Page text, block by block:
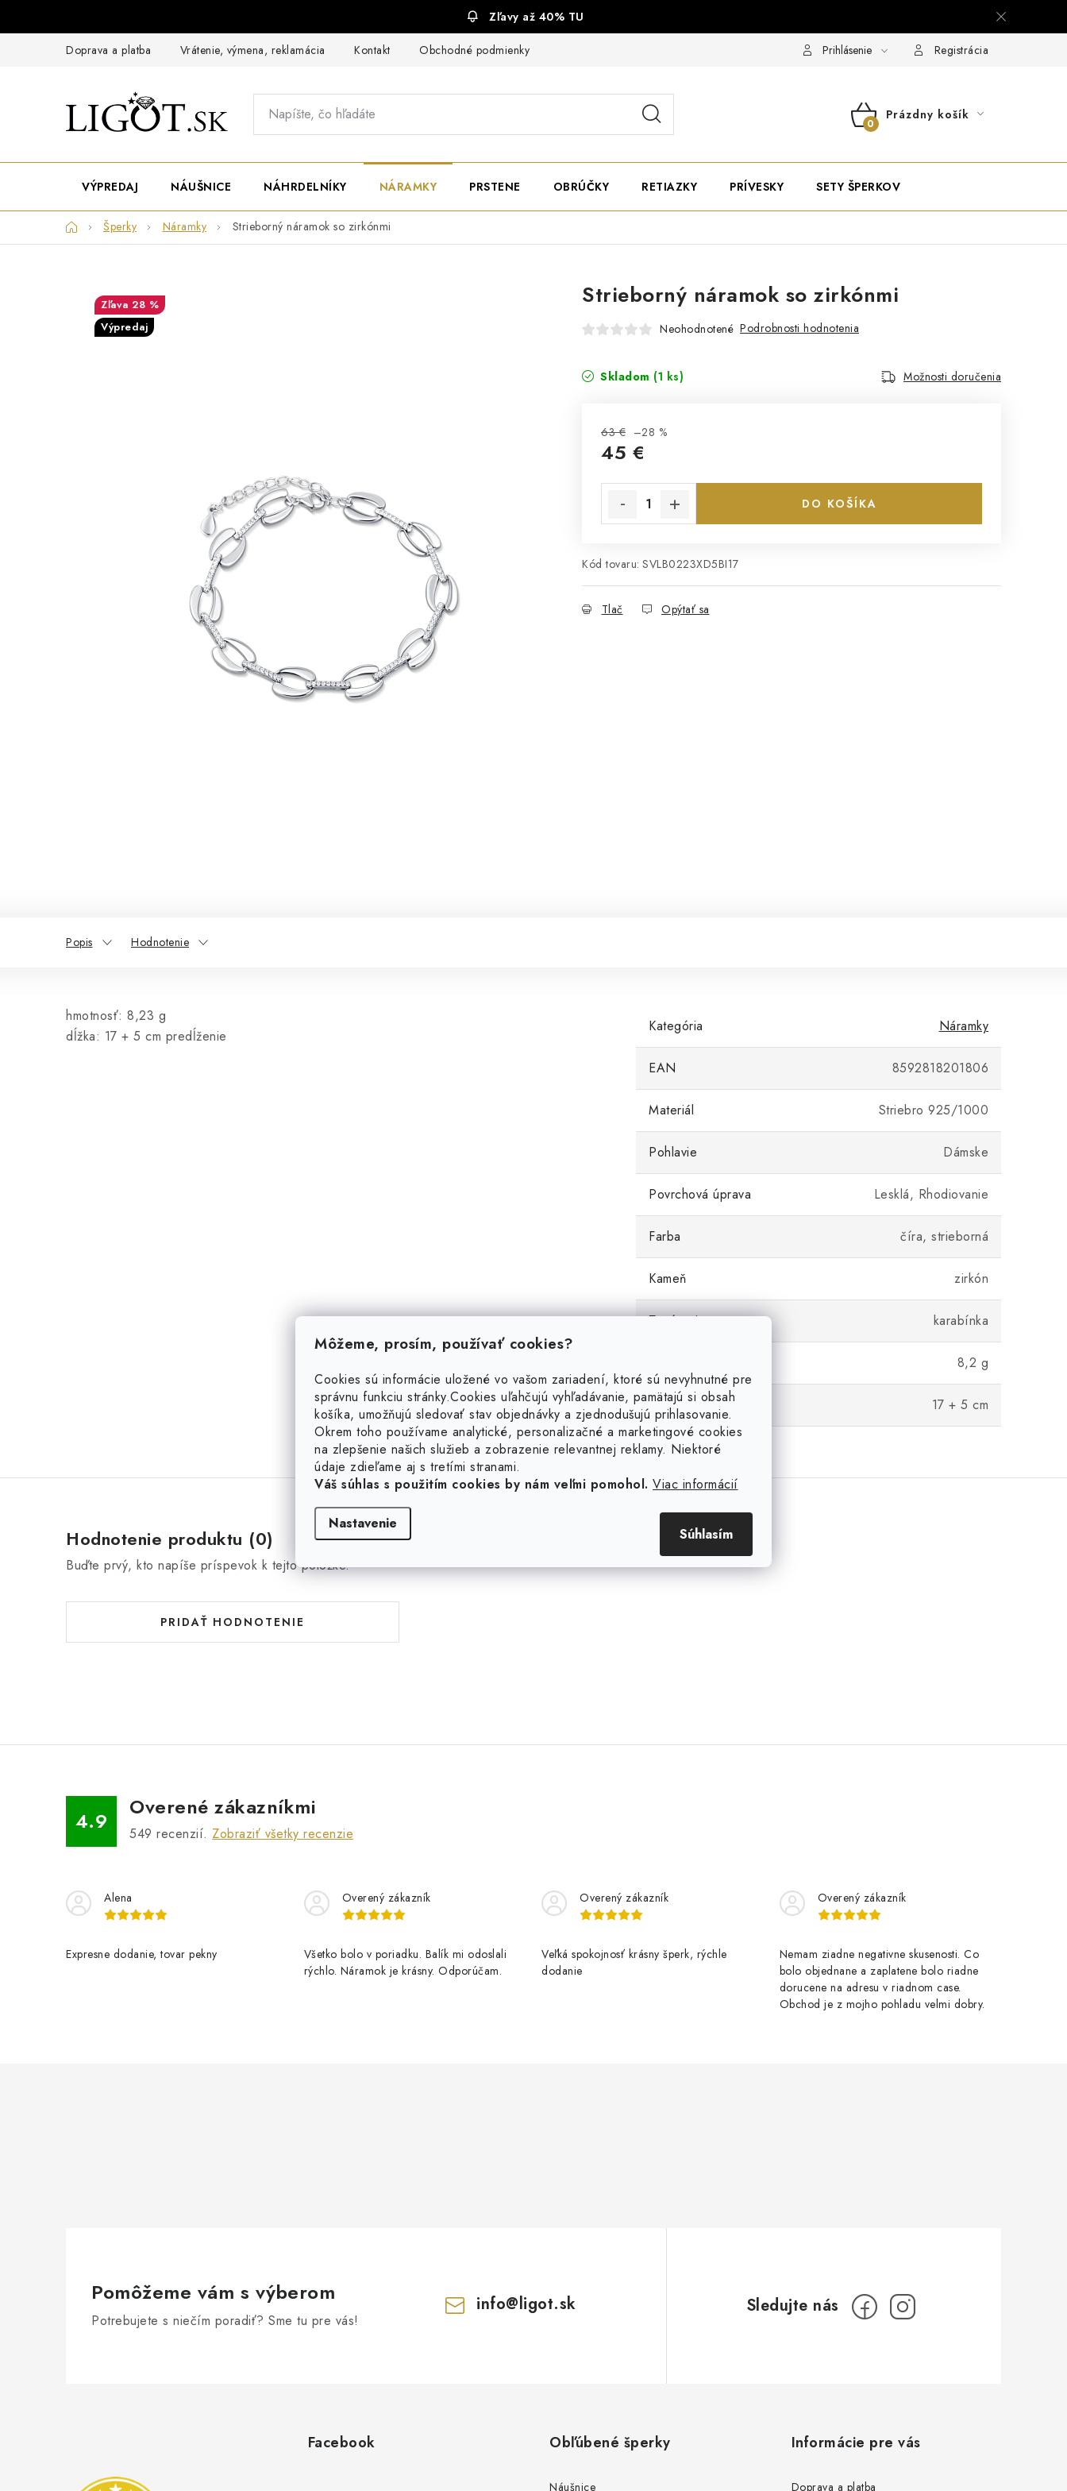
Môžeme, prosím, používať cookies?
Cookies sú informácie uložené vo vašom zariadení, ktoré sú nevyhnutné pre
správnu funkciu stránky.Cookies uľahčujú vyhľadávanie, pamätajú si obsah
košíka, umožňujú sledovať stav objednávky a zjednodušujú prihlasovanie.
Okrem toho používame analytické, personalizačné a marketingové cookies
na zlepšenie našich služieb a zobrazenie relevantnej reklamy. Niektoré
údaje zdieľame aj s tretími stranami.
Váš súhlas s použitím cookies by nám veľmi pomohol. Viac informácií
Nastavenie
Súhlasím
Zľavy až 40% TU
Doprava a platba Vrátenie, výmena, reklamácia Kontakt Obchodné podmienky Prihlásenie Registrácia
NÁKUPNÝ
Prázdny košík
VÝPREDAJ NÁUŠNICE NÁHRDELNÍKY NÁRAMKY PRSTENE OBRÚČKY RETIAZKY PRÍVESKY SETY ŠPERKOV
DomovŠperky Náramky Strieborný náramok so zirkónmi
Strieborný náramok so zirkónmi
Neohodnotené Podrobnosti hodnotenia
Skladom (1 ks) Možnosti doručenia
63 € –28 %
45 €
DO KOŠÍKA
Kód tovaru: SVLB0223XD5BI17
Tlač Opýtať sa
28 %
Výpredaj
Popis Hodnotenie
hmotnosť: 8,23 g
dĺžka: 17 + 5 cm predĺženie
Kategória Náramky
EAN 8592818201806
Materiál Striebro 925/1000
Pohlavie Dámske
Povrchová úprava Lesklá, Rhodiovanie
Farba číra, strieborná
Kameň zirkón
Zapínanie karabínka
8,2 g
Dĺžka 17 + 5 cm
Hodnotenie produktu (0)
Buďte prvý, kto napíše príspevok k tejto položke.
PRIDAŤ HODNOTENIE
4.9
Overené zákazníkmi
549 recenzií. Zobraziť všetky recenzie
Alena
Expresne dodanie, tovar pekny
Overený zákazník
Všetko bolo v poriadku. Balík mi odoslali
rýchlo. Náramok je krásny. Odporúčam.
Overený zákazník
Veľká spokojnosť krásny šperk, rýchle
dodanie
Overený zákazník
Nemam ziadne negativne skusenosti. Co
bolo objednane a zaplatene bolo riadne
dorucene na adresu v riadnom case.
Obchod je z mojho pohladu velmi dobry.
Pomôžeme vám s výberom
Potrebujete s niečím poradiť? Sme tu pre vás!
info@ligot.sk
Facebook Obľúbené šperky
Náušnice
Informácie pre vás
Doprava a platba